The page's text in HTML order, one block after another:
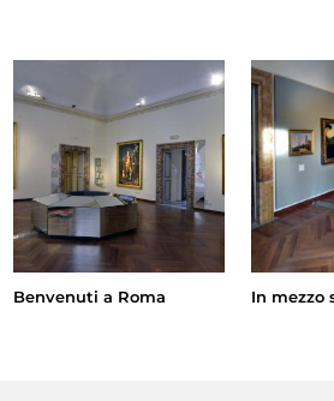
Benvenuti a Roma In mezzo